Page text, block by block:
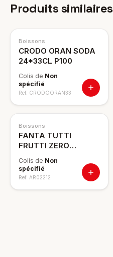
Produits similaires
Boissons
CRODO ORAN SODA
24*33CL P100
Colis de Non
spécifié
Ref. CRODOORAN33
Boissons
FANTA TUTTI
FRUTTI ZERO
Colis de Non
spécifié
Ref. AR02212